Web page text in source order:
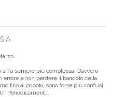
fa sempre più complessa. Davvero
errore e non perdere il bandolo della
fino al popolo, sono forse più confusi
Periodicament...